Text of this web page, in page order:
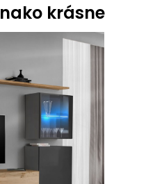
krásne